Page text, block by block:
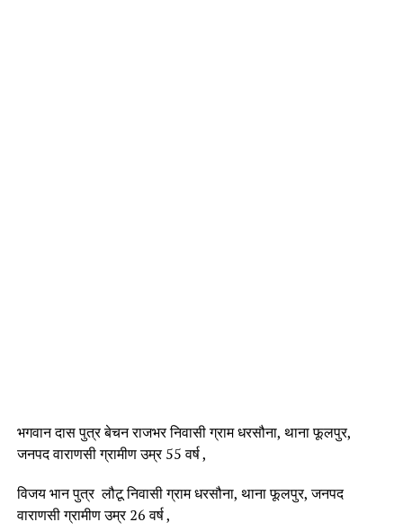
भगवान दास पुत्र बेचन राजभर निवासी ग्राम धरसौना, थाना फूलपुर,
जनपद वाराणसी ग्रामीण उम्र 55 वर्ष ,
विजय भान पुत्र लौटू निवासी ग्राम धरसौना, थाना फूलपुर, जनपद
वाराणसी ग्रामीण उम्र 26 वर्ष ,